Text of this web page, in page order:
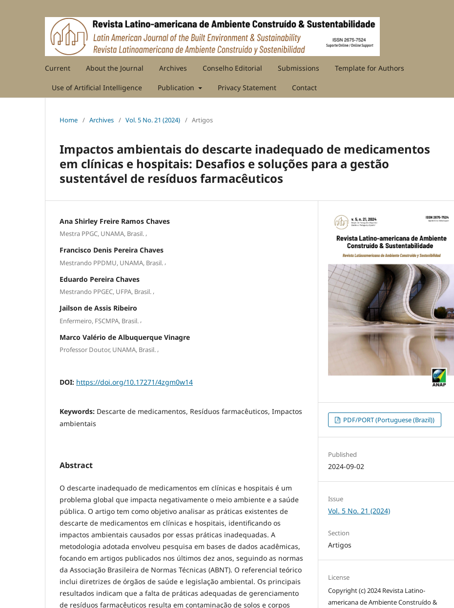
Current About the Journal Archives Conselho Editorial Submissions Template for Authors
Use of Artificial Intelligence Publication Privacy Statement Contact
Home / Archives / Vol. 5 No. 21 (2024) / Artigos
Impactos ambientais do descarte inadequado de medicamentos
em clínicas e hospitais: Desafios e soluções para a gestão
sustentável de resíduos farmacêuticos
Ana Shirley Freire Ramos Chaves
Mestra PPGC, UNAMA, Brasil. ,
Francisco Denis Pereira Chaves
Mestrando PPDMU, UNAMA, Brasil. ,
Eduardo Pereira Chaves
Mestrando PPGEC, UFPA, Brasil. ,
Jailson de Assis Ribeiro
Enfermeiro, FSCMPA, Brasil. ,
Marco Valério de Albuquerque Vinagre
Professor Doutor, UNAMA, Brasil. ,
DOI: https://doi.org/10.17271/4zgm0w14
Keywords: Descarte de medicamentos, Resíduos farmacêuticos, Impactos
ambientais
Abstract
O descarte inadequado de medicamentos em clínicas e hospitais é um
problema global que impacta negativamente o meio ambiente e a saúde
pública. O artigo tem como objetivo analisar as práticas existentes de
descarte de medicamentos em clínicas e hospitais, identificando os
impactos ambientais causados por essas práticas inadequadas. A
metodologia adotada envolveu pesquisa em bases de dados acadêmicas,
focando em artigos publicados nos últimos dez anos, seguindo as normas
da Associação Brasileira de Normas Técnicas (ABNT). O referencial teórico
inclui diretrizes de órgãos de saúde e legislação ambiental. Os principais
resultados indicam que a falta de práticas adequadas de gerenciamento
de resíduos farmacêuticos resulta em contaminação de solos e corpos
PDF/PORT (Portuguese (Brazil))
Published
2024-09-02
Issue
Vol. 5 No. 21 (2024)
Section
Artigos
License
Copyright (c) 2024 Revista Latino-
americana de Ambiente Construído &